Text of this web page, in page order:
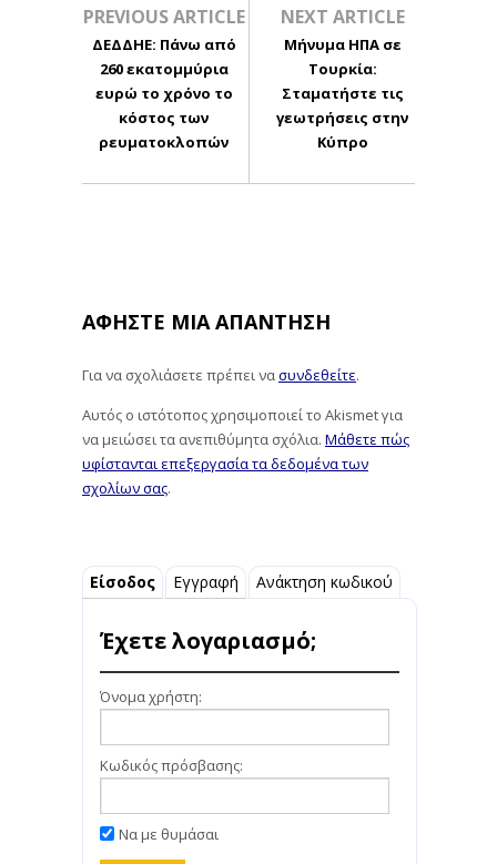
PREVIOUS ARTICLE
ΔΕΔΔΗΕ: Πάνω από
260 εκατομμύρια
ευρώ το χρόνο το
κόστος των
ρευματοκλοπών
NEXT ARTICLE
Μήνυμα ΗΠΑ σε
Τουρκία:
Σταματήστε τις
γεωτρήσεις στην
Κύπρο
ΑΦΉΣΤΕ ΜΙΑ ΑΠΆΝΤΗΣΗ
Για να σχολιάσετε πρέπει νασυνδεθείτε.
Αυτός ο ιστότοπος χρησιμοποιεί το Akismet για
να μειώσει τα ανεπιθύμητα σχόλια. Μάθετε πώς
υφίστανται επεξεργασία τα δεδομένα των
σχολίων σας.
Είσοδος Εγγραφή Ανάκτηση κωδικού
Έχετε λογαριασμό;
Όνομα χρήστη:
Κωδικός πρόσβασης:
Να με θυμάσαι